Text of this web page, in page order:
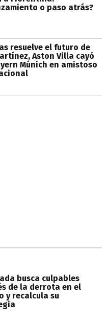
o paso atrás?
resuelve el futuro de
Aston Villa cayó
Múnich en amistoso
busca culpables
de la derrota en el
y recalcula su